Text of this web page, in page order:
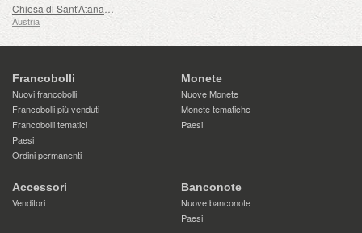
Chiesa di Sant'Atanasio, Berg im Drautal
Austria
Francobolli
Nuovi francobolli
Francobolli più venduti
Francobolli tematici
Paesi
Ordini permanenti
Monete
Nuove Monete
Monete tematiche
Paesi
Accessori
Venditori
Banconote
Nuove banconote
Paesi